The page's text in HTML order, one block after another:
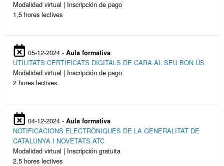
Modalidad virtual | Inscripción de pago
1,5 hores lectives
05-12-2024 - Aula formativa
UTILITATS CERTIFICATS DIGITALS DE CARA AL SEU BON ÚS
Modalidad virtual | Inscripción de pago
2 hores lectives
04-12-2024 - Aula formativa
NOTIFICACIONS ELECTRÒNIQUES DE LA GENERALITAT DE
CATALUNYA I NOVETATS ATC
Modalidad virtual | Inscripción gratuita
2,5 hores lectives